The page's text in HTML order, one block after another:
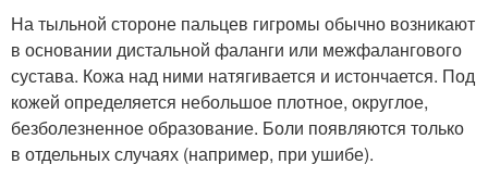
На тыльной стороне пальцев гигромы обычно возникают
в основании дистальной фаланги или межфалангового
сустава. Кожа над ними натягивается и истончается. Под
кожей определяется небольшое плотное, округлое,
безболезненное образование. Боли появляются только
в отдельных случаях (например, при ушибе).